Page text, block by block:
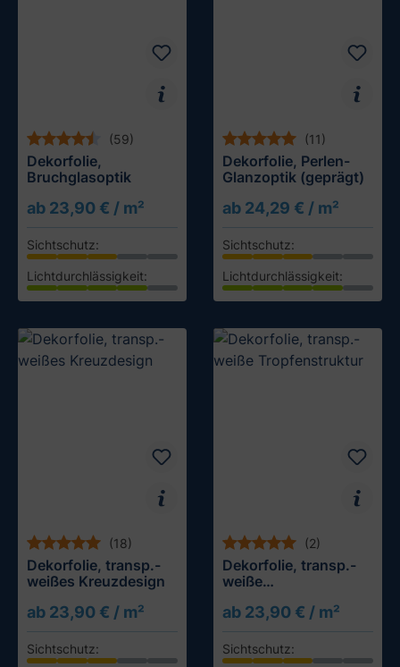
(59)
Dekorfolie,
Bruchglasoptik
ab 23,90 € / m²
Sichtschutz:
Lichtdurchlässigkeit:
Muster testen
(11)
Dekorfolie, Perlen-
Glanzoptik (geprägt)
ab 24,29 € / m²
Sichtschutz:
Lichtdurchlässigkeit:
Muster testen
(18)
Dekorfolie, transp.-
weißes Kreuzdesign
ab 23,90 € / m²
Sichtschutz:
(2)
Dekorfolie, transp.-
weiße
ab 23,90 € / m²
Sichtschutz: